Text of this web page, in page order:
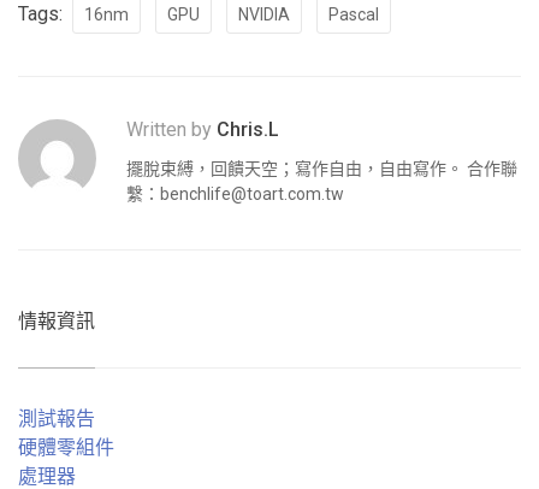
Tags: 16nm GPU NVIDIA Pascal
Written by Chris.L
擺脫束縛，回饋天空；寫作自由，自由寫作。 合作聯
繫： benchlife@toart.com.tw
情報資訊
測試報告
硬體零組件
處理器